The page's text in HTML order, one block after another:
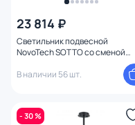
23 814 ₽
Светильник подвесной
NovoTech SOTTO со сменой
50/12W 3000-6000К
В наличии 56 шт.
- 30 %